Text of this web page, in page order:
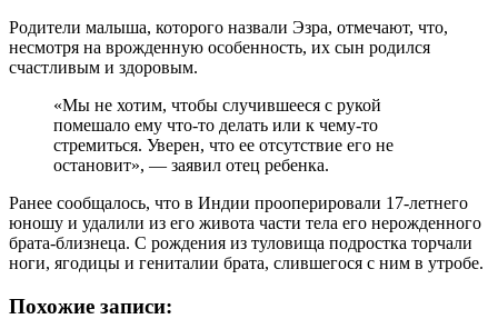
Родители малыша, которого назвали Эзра, отмечают, что,
несмотря на врожденную особенность, их сын родился
счастливым и здоровым.
«Мы не хотим, чтобы случившееся с рукой
помешало ему что-то делать или к чему-то
стремиться. Уверен, что ее отсутствие его не
остановит», — заявил отец ребенка.
Ранее сообщалось, что в Индии прооперировали 17-летнего
юношу и удалили из его живота части тела его нерожденного
брата-близнеца. С рождения из туловища подростка торчали
ноги, ягодицы и гениталии брата, слившегося с ним в утробе.
Похожие записи: